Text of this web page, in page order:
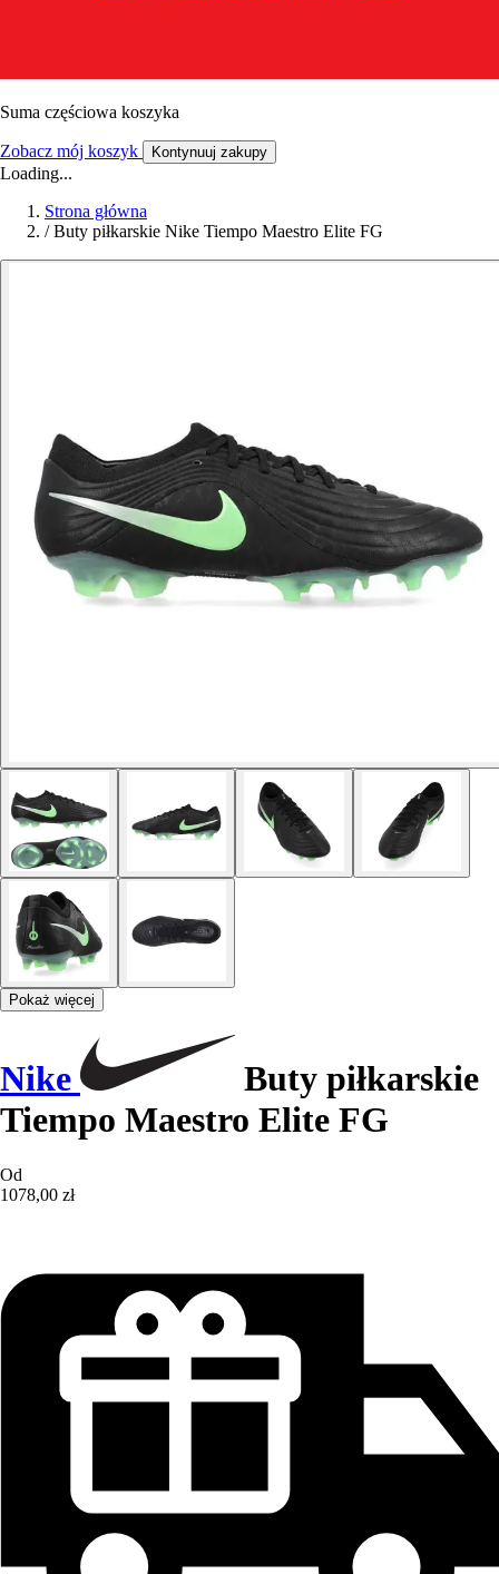
Suma częściowa koszyka
Zobacz mój koszyk Kontynuuj zakupy
Loading...
Strona główna
/ Buty piłkarskie Nike Tiempo Maestro Elite FG
Pokaż więcej
Nike
Buty piłkarskie
Tiempo Maestro Elite FG
Od
1078,00 zł